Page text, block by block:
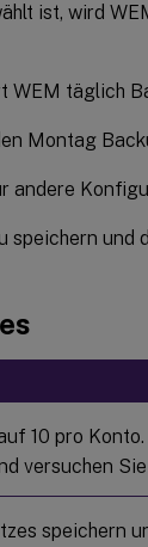
ist, wird
WEM täglich
Montag
andere
speichern und
10 pro
versuchen
speichern